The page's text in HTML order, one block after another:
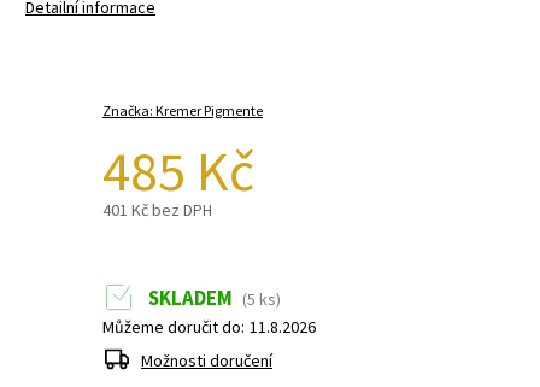
Detailní informace
Značka: Kremer Pigmente
485 Kč
401 Kč bez DPH
SKLADEM (5 ks)
Můžeme doručit do: 11.8.2026
Možnosti doručení